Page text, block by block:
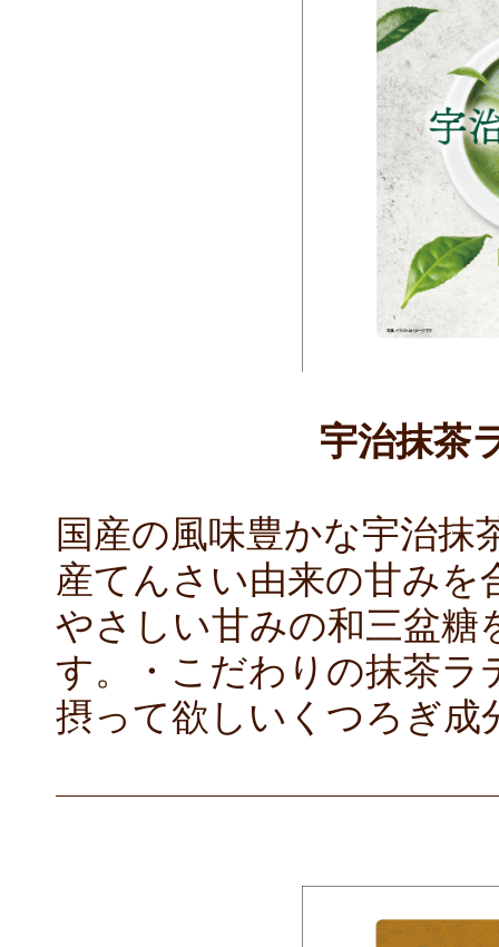
宇治抹茶
国産の風味豊かな宇治抹
産てんさい由来の甘み
やさしい甘みの和三盆糖
す。・こだわりの抹茶
摂って欲しいくつろぎ成